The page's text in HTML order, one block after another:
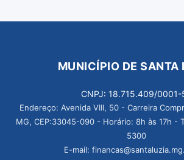
MUNICÍPIO DE SANTA
CNPJ: 18.715.409/0001-
Endereço: Avenida VIII, 50 - Carreira
MG, CEP:33045-090 - Horário: 8h às 17h -
5300
E-mail: